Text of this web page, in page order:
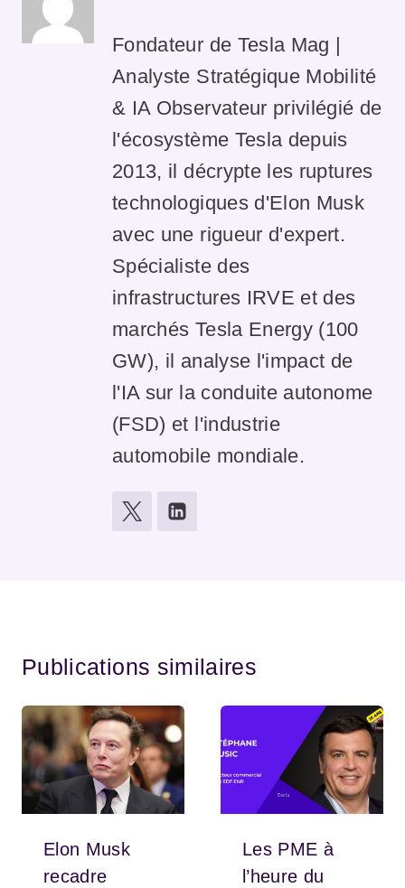
Fondateur de Tesla Mag |
Analyste Stratégique Mobilité
& IA Observateur privilégié de
l'écosystème Tesla depuis
2013, il décrypte les ruptures
technologiques d'Elon Musk
avec une rigueur d'expert.
Spécialiste des
infrastructures IRVE et des
marchés Tesla Energy (100
GW), il analyse l'impact de
l'IA sur la conduite autonome
(FSD) et l'industrie
automobile mondiale.
Publications similaires
Elon Musk
recadre
Les PME à
l’heure du